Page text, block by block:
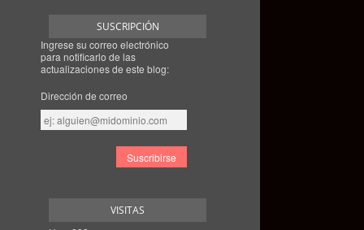
SUSCRIPCIÓN
Ingrese su correo electrónico
para notificarlo de las
actualizaciones de este blog:
Dirección de correo
Dirección
de
VISITAS